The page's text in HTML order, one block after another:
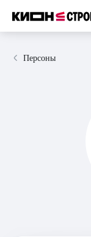
Персоны